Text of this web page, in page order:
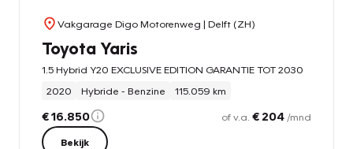
Vakgarage Digo Motorenweg | Delft (ZH)
Toyota Yaris
1.5 Hybrid Y20 EXCLUSIVE EDITION GARANTIE TOT 2030
2020
Hybride - Benzine 115.059 km
€ 16.850 of v.a. € 204 /mnd
Bekijk